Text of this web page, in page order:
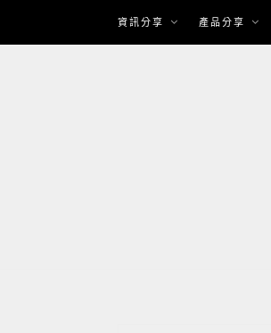
content
資訊分享 產品分享